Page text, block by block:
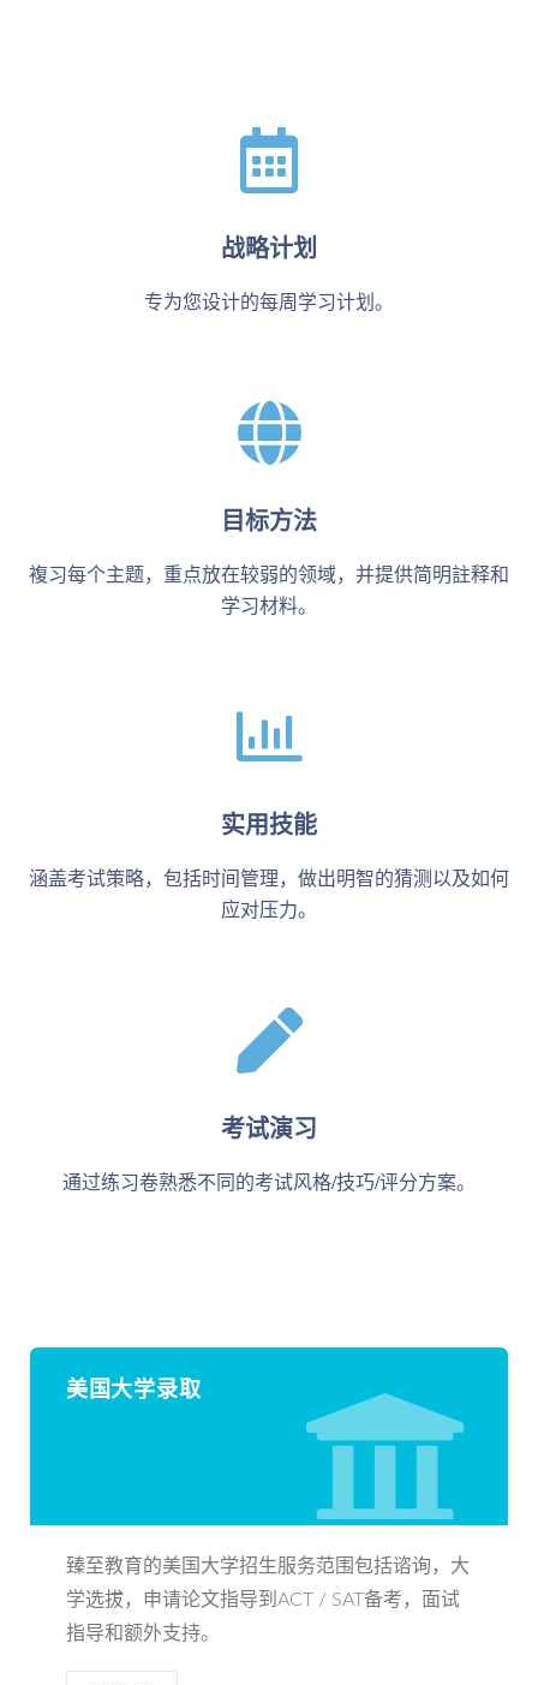
战略计划
专为您设计的每周学习计划。
目标方法
複习每个主题，重点放在较弱的领域，并提供简明註释和
学习材料。
实用技能
涵盖考试策略，包括时间管理，做出明智的猜测以及如何
应对压力。
考试演习
通过练习卷熟悉不同的考试风格/技巧/评分方案。
美国大学录取
臻至教育的美国大学招生服务范围包括谘询，大
学选拔，申请论文指导到ACT / SAT备考，面试
指导和额外支持。